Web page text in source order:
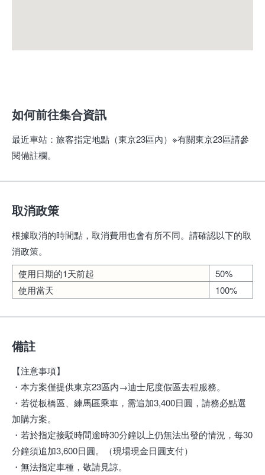
如何前往集合資訊
最近車站 ： 旅客指定地點（東京23區內）※有關東京23區請參
閱備註欄。
取消政策
根據取消的時間點，取消費用也會有所不同。請確認以下的取
消政策。
使用日期的1天前起
50%
使用當天
100%
備註
【注意事項】
・本方案僅提供東京23區内→迪士尼度假區去程服務。
・若從板橋區、練馬區乘車，需追加3,400日圓，請務必點選
加購方案。
・若於指定接駁時間逾時30分鐘以上仍無法出發的情況，每30
分鐘須追加3,600日圓。（現場現金日圓支付）
・無法指定車種，敬請見諒。